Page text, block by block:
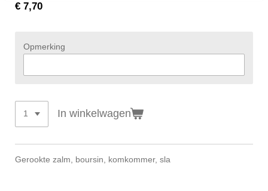
€ 7,70
Opmerking
In winkelwagen
Gerookte zalm, boursin, komkommer, sla